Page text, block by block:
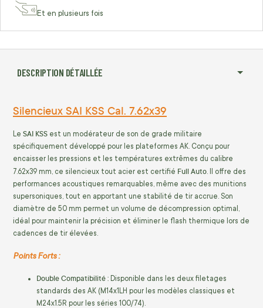
Et en plusieurs fois
DESCRIPTION DÉTAILLÉE
Silencieux SAI KSS Cal. 7.62x39
Le SAI KSS est un modérateur de son de grade militaire
spécifiquement développé pour les plateformes AK. Conçu pour
encaisser les pressions et les températures extrêmes du calibre
7.62x39 mm, ce silencieux tout acier est certifié Full Auto. Il offre des
performances acoustiques remarquables, même avec des munitions
supersoniques, tout en apportant une stabilité de tir accrue. Son
diamètre de 50 mm permet un volume de décompression optimal,
idéal pour maintenir la précision et éliminer le flash thermique lors de
cadences de tir élevées.
Points Forts :
Double Compatibilité : Disponible dans les deux filetages
standards des AK (M14x1LH pour les modèles classiques et
M24x1.5R pour les séries 100/74).